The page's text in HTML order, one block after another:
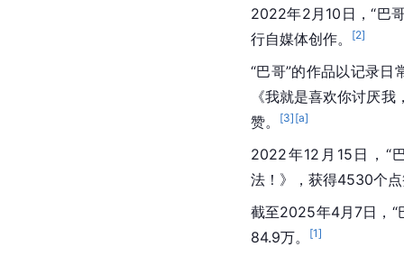
2022年2月10日，“巴
行自媒体创作。
[2]
“巴哥”的作品以记录
《我就是喜欢你讨厌
赞。
[3] [a]
2022年12月15日，“
法！》，获得4530个
截至2025年4月7日，“
84.9万。
[1]